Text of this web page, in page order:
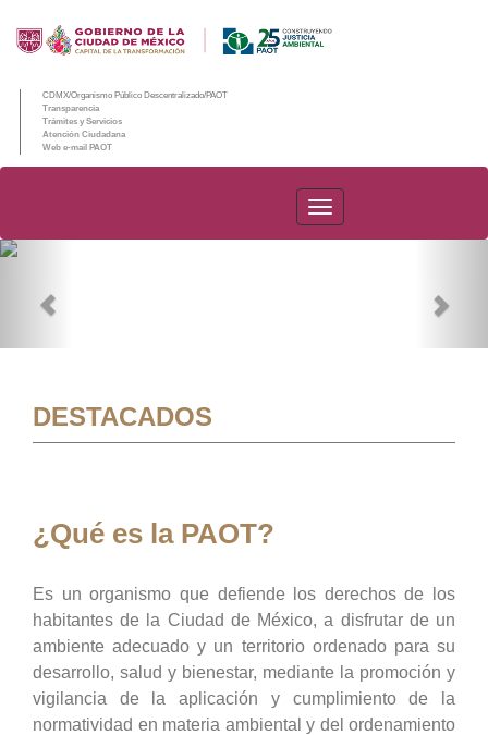
CDMX/Organismo Público Descentralizado/PAOT
Transparencia
Trámites y Servicios
Atención Ciudadana
Web e-mail PAOT
PAOT
DESTACADOS
¿Qué es la PAOT?
Es un organismo que defiende los derechos de los
habitantes de la Ciudad de México, a disfrutar de un
ambiente adecuado y un territorio ordenado para su
desarrollo, salud y bienestar, mediante la promoción y
vigilancia de la aplicación y cumplimiento de la
normatividad en materia ambiental y del ordenamiento